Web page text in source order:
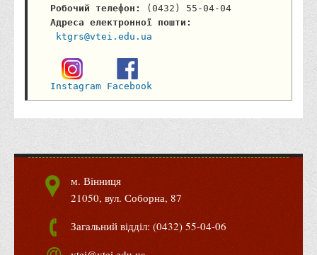
Робочий телефон:
(0432) 55-04-04
Адреса електронної пошти:
ktgrs@vtei.edu.ua
Instagram Facebook
м. Вінниця
21050, вул. Соборна, 87
Загальний відділ: (0432) 55-04-06